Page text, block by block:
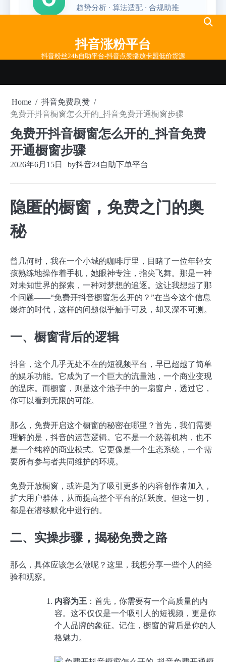
抖音涨粉平台
抖音粉丝24h自助平台-抖音点赞播放卡盟低价货源
Home
抖音免费刷赞
免费开抖音橱窗怎么开的_抖音免费开通橱窗步骤
免费开抖音橱窗怎么开的_抖音免费
开通橱窗步骤
2026年6月15日 by抖音24自助下单平台
隐匿的橱窗，免费之门的奥
秘
曾几何时，我在一个小城的咖啡厅里，目睹了一位年轻女
孩熟练地操作着手机，她眼神专注，指尖飞舞。那是一种
对未知世界的探索，一种对梦想的追逐。这让我想起了那
个问题——“免费开抖音橱窗怎么开的？”在当今这个信息
爆炸的时代，这样的问题似乎触手可及，却又深不可测。
一、橱窗背后的逻辑
抖音，这个几乎无处不在的短视频平台，早已超越了简单
的娱乐功能。它成为了一个巨大的流量池，一个商业变现
的温床。而橱窗，则是这个池子中的一扇窗户，透过它，
你可以看到无限的可能。
那么，免费开启这个橱窗的秘密在哪里？首先，我们需要
理解的是，抖音的运营逻辑。它不是一个慈善机构，也不
是一个纯粹的商业模式。它更像是一个生态系统，一个需
要所有参与者共同维护的环境。
免费开放橱窗，或许是为了吸引更多的内容创作者加入，
扩大用户群体，从而提高整个平台的活跃度。但这一切，
都是在潜移默化中进行的。
二、实操步骤，揭秘免费之路
那么，具体应该怎么做呢？这里，我想分享一些个人的经
验和观察。
内容为王 ：首先，你需要有一个高质量的内
容。这不仅仅是一个吸引人的短视频，更是你
个人品牌的象征。记住，橱窗的背后是你的人
格魅力。